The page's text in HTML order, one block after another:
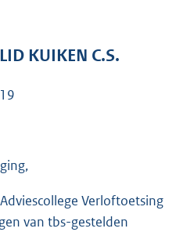
e
KUIKEN C.S.
Verloftoetsing
van tbs-gestelden